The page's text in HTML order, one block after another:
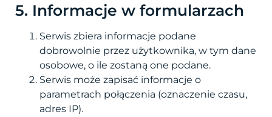
5. Informacje w formularzach
Serwis zbiera informacje podane
dobrowolnie przez użytkownika, w tym dane
osobowe, o ile zostaną one podane.
Serwis może zapisać informacje o
parametrach połączenia (oznaczenie czasu,
adres IP).